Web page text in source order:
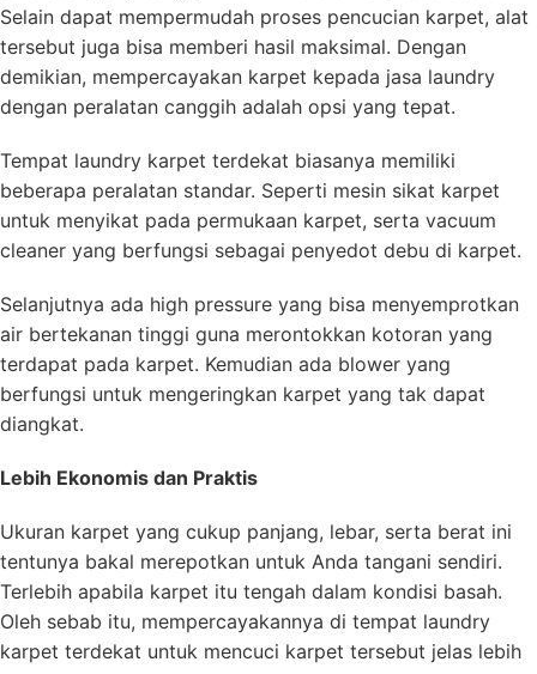
Selain dapat mempermudah proses pencucian karpet, alat
tersebut juga bisa memberi hasil maksimal. Dengan
demikian, mempercayakan karpet kepada jasa laundry
dengan peralatan canggih adalah opsi yang tepat.
Tempat laundry karpet terdekat biasanya memiliki
beberapa peralatan standar. Seperti mesin sikat karpet
untuk menyikat pada permukaan karpet, serta vacuum
cleaner yang berfungsi sebagai penyedot debu di karpet.
Selanjutnya ada high pressure yang bisa menyemprotkan
air bertekanan tinggi guna merontokkan kotoran yang
terdapat pada karpet. Kemudian ada blower yang
berfungsi untuk mengeringkan karpet yang tak dapat
diangkat.
Lebih Ekonomis dan Praktis
Ukuran karpet yang cukup panjang, lebar, serta berat ini
tentunya bakal merepotkan untuk Anda tangani sendiri.
Terlebih apabila karpet itu tengah dalam kondisi basah.
Oleh sebab itu, mempercayakannya di tempat laundry
karpet terdekat untuk mencuci karpet tersebut jelas lebih